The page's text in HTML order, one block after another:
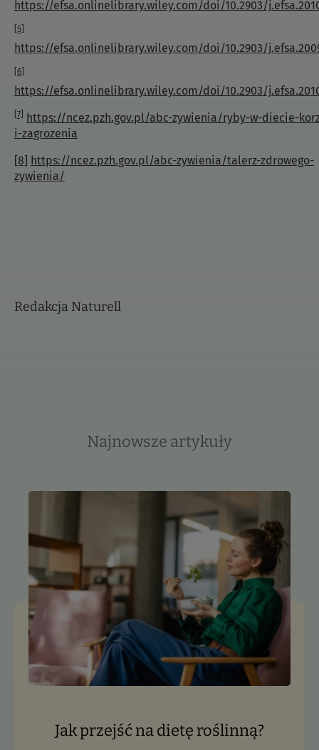
https://efsa.onlinelibrary.wiley.com/doi/10.2903/
[5]
https://efsa.onlinelibrary.wiley.com/doi/10.2903/
[6]
https://efsa.onlinelibrary.wiley.com/doi/10.2903/
[7]
https://ncez.pzh.gov.pl/abc-zywienia/ryby-w-diecie-
i-zagrozenia
[8]
https://ncez.pzh.gov.pl/abc-zywienia/talerz-zdrowego-
zywienia/
Redakcja Naturell
Najnowsze artykuły
Jak przejść na dietę roślinną?